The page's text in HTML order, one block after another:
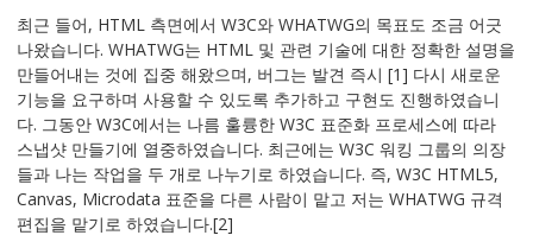
최근 들어, HTML 측면에서 W3C와 WHATWG의 목표도 조금 어긋
나왔습니다. WHATWG는 HTML 및 관련 기술에 대한 정확한 설명을
만들어내는 것에 집중 해왔으며, 버그는 발견 즉시 [1] 다시 새로운
기능을 요구하며 사용할 수 있도록 추가하고 구현도 진행하였습니
다. 그동안 W3C에서는 나름 훌륭한 W3C 표준화 프로세스에 따라
스냅샷 만들기에 열중하였습니다. 최근에는 W3C 워킹 그룹의 의장
들과 나는 작업을 두 개로 나누기로 하였습니다. 즉, W3C HTML5,
Canvas, Microdata 표준을 다른 사람이 맡고 저는 WHATWG 규격
편집을 맡기로 하였습니다.[2]